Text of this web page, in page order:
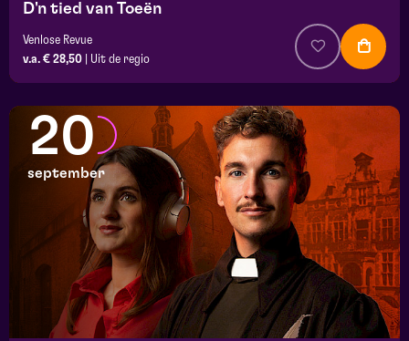
D'n tied van Toeën
Venlose Revue
v.a. € 28,50
Uit de regio
20
september